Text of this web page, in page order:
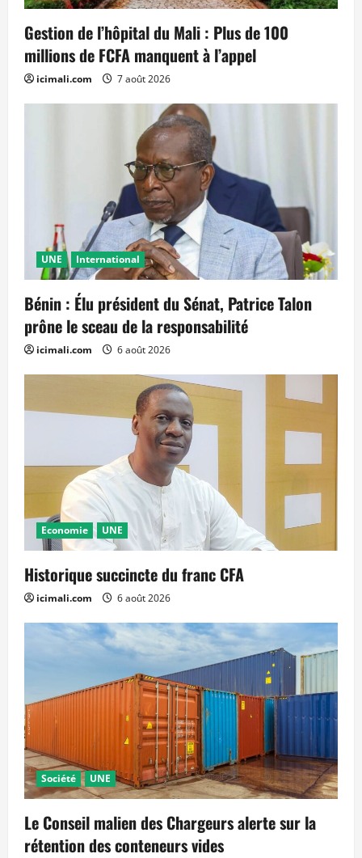
Gestion de l’hôpital du Mali : Plus de 100
millions de FCFA manquent à l’appel
icimali.com 7 août 2026
UNE International
Bénin : Élu président du Sénat, Patrice Talon
prône le sceau de la responsabilité
icimali.com 6 août 2026
Economie UNE
Historique succincte du franc CFA
icimali.com 6 août 2026
Société UNE
Le Conseil malien des Chargeurs alerte sur la
rétention des conteneurs vides